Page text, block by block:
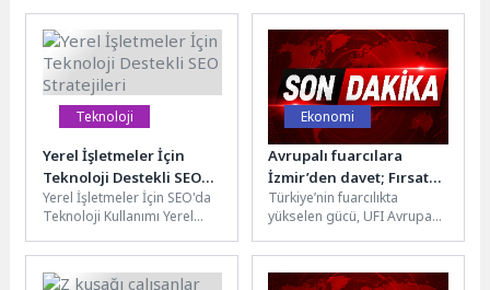
ayından bu yana 12. kez dış
kaynaklı...
edilişlerinin 54’üncü yılında...
Teknoloji
Yerel İşletmeler İçin
Teknoloji Destekli SEO
Stratejileri
Yerel İşletmeler İçin SEO'da
Teknoloji Kullanımı Yerel
çalışmaları, teknolojinin
sunduğu olanaklardan en...
Ekonomi
Avrupalı fuarcılara
İzmir’den davet; Fırsat
Türkiye’de
Türkiye’nin fuarcılıkta
yükselen gücü, UFI Avrupa
geldi. İZFAŞ Genel Müdürü
Tuğçe Cumalıoğlu, güçlü...